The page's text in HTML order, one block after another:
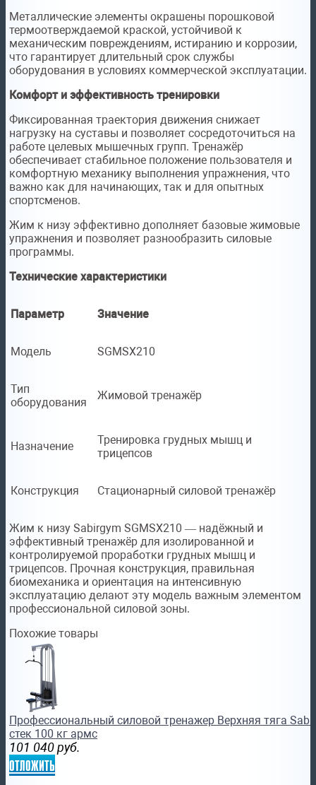
Металлические элементы окрашены порошковой
термоотверждаемой краской, устойчивой к
механическим повреждениям, истиранию и коррозии,
что гарантирует длительный срок службы
оборудования в условиях коммерческой эксплуатации.
Комфорт и эффективность тренировки
Фиксированная траектория движения снижает
нагрузку на суставы и позволяет сосредоточиться на
работе целевых мышечных групп. Тренажёр
обеспечивает стабильное положение пользователя и
комфортную механику выполнения упражнения, что
важно как для начинающих, так и для опытных
спортсменов.
Жим к низу эффективно дополняет базовые жимовые
упражнения и позволяет разнообразить силовые
программы.
Технические характеристики
Параметр Значение
Модель SGMSX210
Тип
оборудования
Жимовой тренажёр
Назначение
Тренировка грудных мышц и
трицепсов
Конструкция Стационарный силовой тренажёр
Жим к низу Sabirgym SGMSX210 — надёжный и
эффективный тренажёр для изолированной и
контролируемой проработки грудных мышц и
трицепсов. Прочная конструкция, правильная
биомеханика и ориентация на интенсивную
эксплуатацию делают эту модель важным элементом
профессиональной силовой зоны.
Похожие товары
Профессиональный силовой тренажер Верхняя тяга
стек 100 кг армс
101 040 руб.
отложить